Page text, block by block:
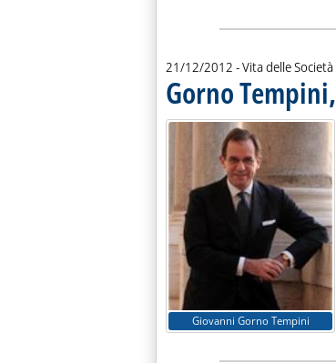
21/12/2012 - Vita delle
Gorno
Giovanni Gorno Tempini